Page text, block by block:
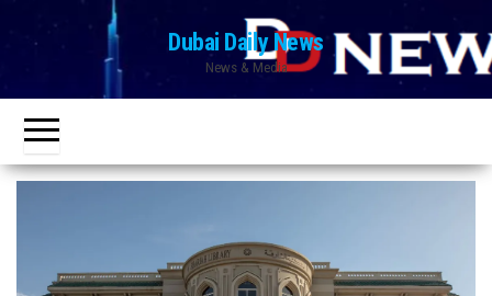
to
the
content
Dubai Daily News
News & Media